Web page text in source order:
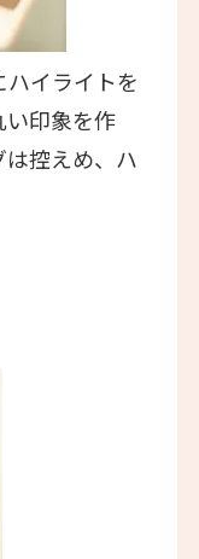
イライトを
い印象を作
控えめ、ハ